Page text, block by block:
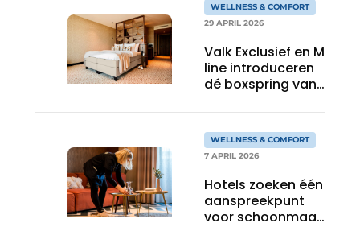
WELLNESS & COMFORT
29 APRIL 2026
Valk Exclusief en M
line introduceren
dé boxspring van
WELLNESS & COMFORT
7 APRIL 2026
Hotels zoeken één
aanspreekpunt
voor schoonmaak